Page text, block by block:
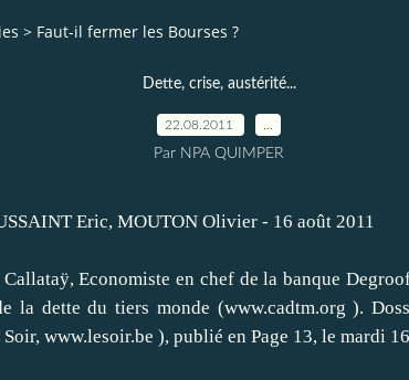
> Faut-il fermer les Bourses ?
Dette, crise, austérité...
22.08.2011
Par NPA QUIMPER
Eric, MOUTON Olivier - 16 août 2011
Economiste en chef de la banque
la dette du tiers monde (www.cadtm.org ).
www.lesoir.be ), publié en Page 13, le mardi